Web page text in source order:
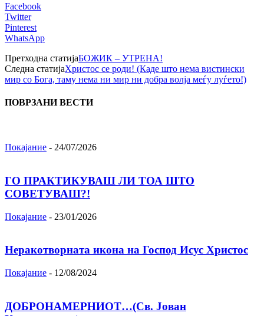
Facebook
Twitter
Pinterest
WhatsApp
Претходна статијаБОЖИК – УТРЕНА!
Следна статијаХристос се роди! (Каде што нема вистински
мир со Бога, таму нема ни мир ни добра волја меѓу луѓето!)
ПОВРЗАНИ ВЕСТИ
Покајание - 24/07/2026
ГО ПРАКТИКУВАШ ЛИ ТОА ШТО
СОВЕТУВАШ?!
Покајание - 23/01/2026
Неракотворната икона на Господ Исус Христос
Покајание - 12/08/2024
ДОБРОНАМЕРНИОТ…(Св. Јован